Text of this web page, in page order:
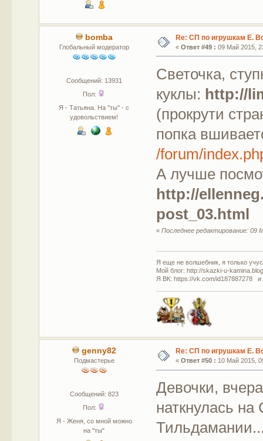
bomba
Глобальный модератор
Сообщений: 13931
Пол:
Я - Татьяна. На "ты" - с
удовольствием!
Re: СП по игрушкам Е.
« Ответ #49 : 09 Май 2015,
Светочка,
куклы: http://
(прокрути
попка
/forum/
А лучше
http://
post_03.html
«Последнее редактирование: 09
Я еще не волшебник, я только
Мой блог: http://skazki-u-
Я ВК: https://vk.com/id187887278 и
genny82
Подмастерье
Сообщений: 823
Пол:
Я - Женя, со мной можно
на "ты"
Re: СП по игрушкам Е.
« Ответ #50 : 10 Май 2015,
Девочки,
наткнулась